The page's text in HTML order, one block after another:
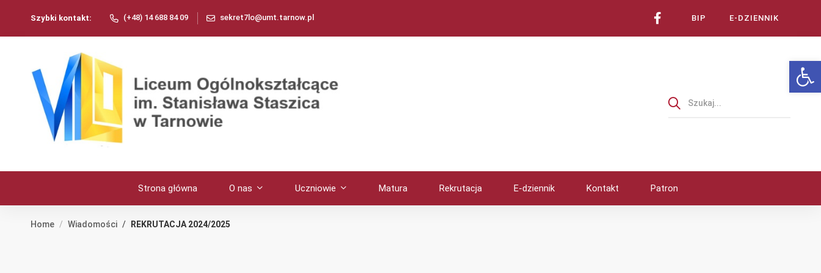
Szybki kontakt: (+48) 14 688 84 09 sekret7lo@umt.tarnow.pl BIP E-DZIENNIK
Strona główna O nas Uczniowie Matura Rekrutacja E-dziennik Kontakt Patron
Home Wiadomości REKRUTACJA 2024/2025